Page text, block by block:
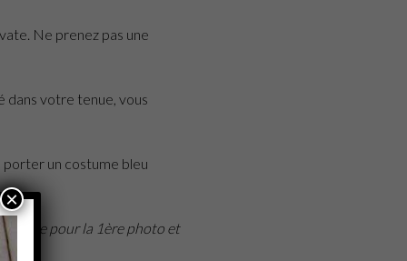
Ne prenez pas une
dans votre tenue, vous
un costume bleu
marine pour la 1ère photo et
×